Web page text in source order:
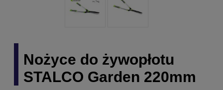
Nożyce do żywopłotu
STALCO Garden 220mm